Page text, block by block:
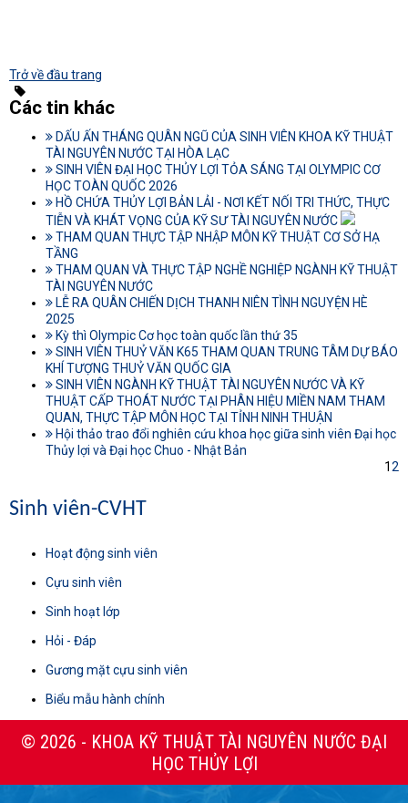
Trở về đầu trang
Các tin khác
DẤU ẤN THÁNG QUÂN NGŨ CỦA SINH VIÊN KHOA KỸ THUẬT
TÀI NGUYÊN NƯỚC TẠI HÒA LẠC
SINH VIÊN ĐẠI HỌC THỦY LỢI TỎA SÁNG TẠI OLYMPIC CƠ
HỌC TOÀN QUỐC 2026
HỒ CHỨA THỦY LỢI BẢN LẢI - NƠI KẾT NỐI TRI THỨC, THỰC
TIỄN VÀ KHÁT VỌNG CỦA KỸ SƯ TÀI NGUYÊN NƯỚC
THAM QUAN THỰC TẬP NHẬP MÔN KỸ THUẬT CƠ SỞ HẠ
TẦNG
THAM QUAN VÀ THỰC TẬP NGHỀ NGHIỆP NGÀNH KỸ THUẬT
TÀI NGUYÊN NƯỚC
LỄ RA QUÂN CHIẾN DỊCH THANH NIÊN TÌNH NGUYỆN HÈ
2025
Kỳ thì Olympic Cơ học toàn quốc lần thứ 35
SINH VIÊN THUỶ VĂN K65 THAM QUAN TRUNG TÂM DỰ BÁO
KHÍ TƯỢNG THUỶ VĂN QUỐC GIA
SINH VIÊN NGÀNH KỸ THUẬT TÀI NGUYÊN NƯỚC VÀ KỸ
THUẬT CẤP THOÁT NƯỚC TẠI PHÂN HIỆU MIỀN NAM THAM
QUAN, THỰC TẬP MÔN HỌC TẠI TỈNH NINH THUẬN
Hội thảo trao đổi nghiên cứu khoa học giữa sinh viên Đại học
Thủy lợi và Đại học Chuo - Nhật Bản
12
Sinh viên-CVHT
Hoạt động sinh viên
Cựu sinh viên
Sinh hoạt lớp
Hỏi - Đáp
Gương mặt cựu sinh viên
Biểu mẫu hành chính
© 2026 - KHOA KỸ THUẬT TÀI NGUYÊN NƯỚC ĐẠI
HỌC THỦY LỢI